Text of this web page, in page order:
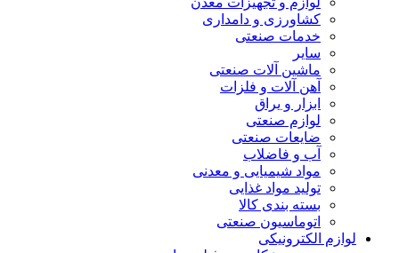
کشاورزی و دامداری
خدمات صنعتی
سایر
ماشین آلات صنعتی
آهن آلات و فلزات
ابزار و یراق
لوازم صنعتی
ضایعات صنعتی
آب و فاضلاب
مواد شیمیایی و معدنی
تولید مواد غذایی
بسته بندی کالا
اتوماسیون صنعتی
لوازم الکترونیکی